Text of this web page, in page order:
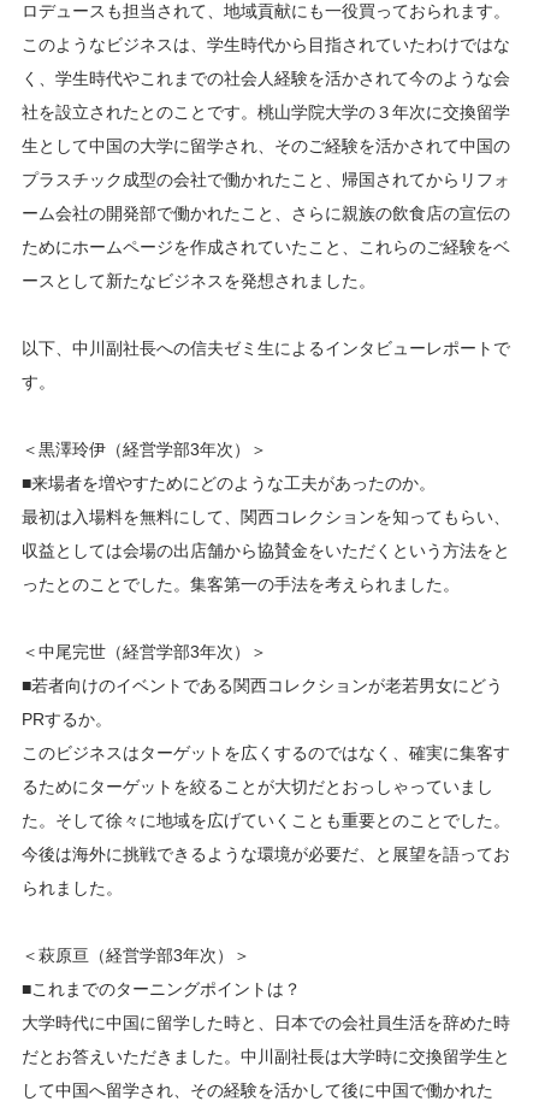
ロデュースも担当されて、地域貢献にも一役買っておられます。
このようなビジネスは、学生時代から目指されていたわけではな
く、学生時代やこれまでの社会人経験を活かされて今のような会
社を設立されたとのことです。桃山学院大学の３年次に交換留学
生として中国の大学に留学され、そのご経験を活かされて中国の
プラスチック成型の会社で働かれたこと、帰国されてからリフォ
ーム会社の開発部で働かれたこと、さらに親族の飲食店の宣伝の
ためにホームページを作成されていたこと、これらのご経験をベ
ースとして新たなビジネスを発想されました。
以下、中川副社長への信夫ゼミ生によるインタビューレポートで
す。
＜黒澤玲伊（経営学部3年次）＞
■来場者を増やすためにどのような工夫があったのか。
最初は入場料を無料にして、関西コレクションを知ってもらい、
収益としては会場の出店舗から協賛金をいただくという方法をと
ったとのことでした。集客第一の手法を考えられました。
＜中尾完世（経営学部3年次）＞
■若者向けのイベントである関西コレクションが老若男女にどう
PRするか。
このビジネスはターゲットを広くするのではなく、確実に集客す
るためにターゲットを絞ることが大切だとおっしゃっていまし
た。そして徐々に地域を広げていくことも重要とのことでした。
今後は海外に挑戦できるような環境が必要だ、と展望を語ってお
られました。
＜萩原亘（経営学部3年次）＞
■これまでのターニングポイントは？
大学時代に中国に留学した時と、日本での会社員生活を辞めた時
だとお答えいただきました。中川副社長は大学時に交換留学生と
して中国へ留学され、その経験を活かして後に中国で働かれた